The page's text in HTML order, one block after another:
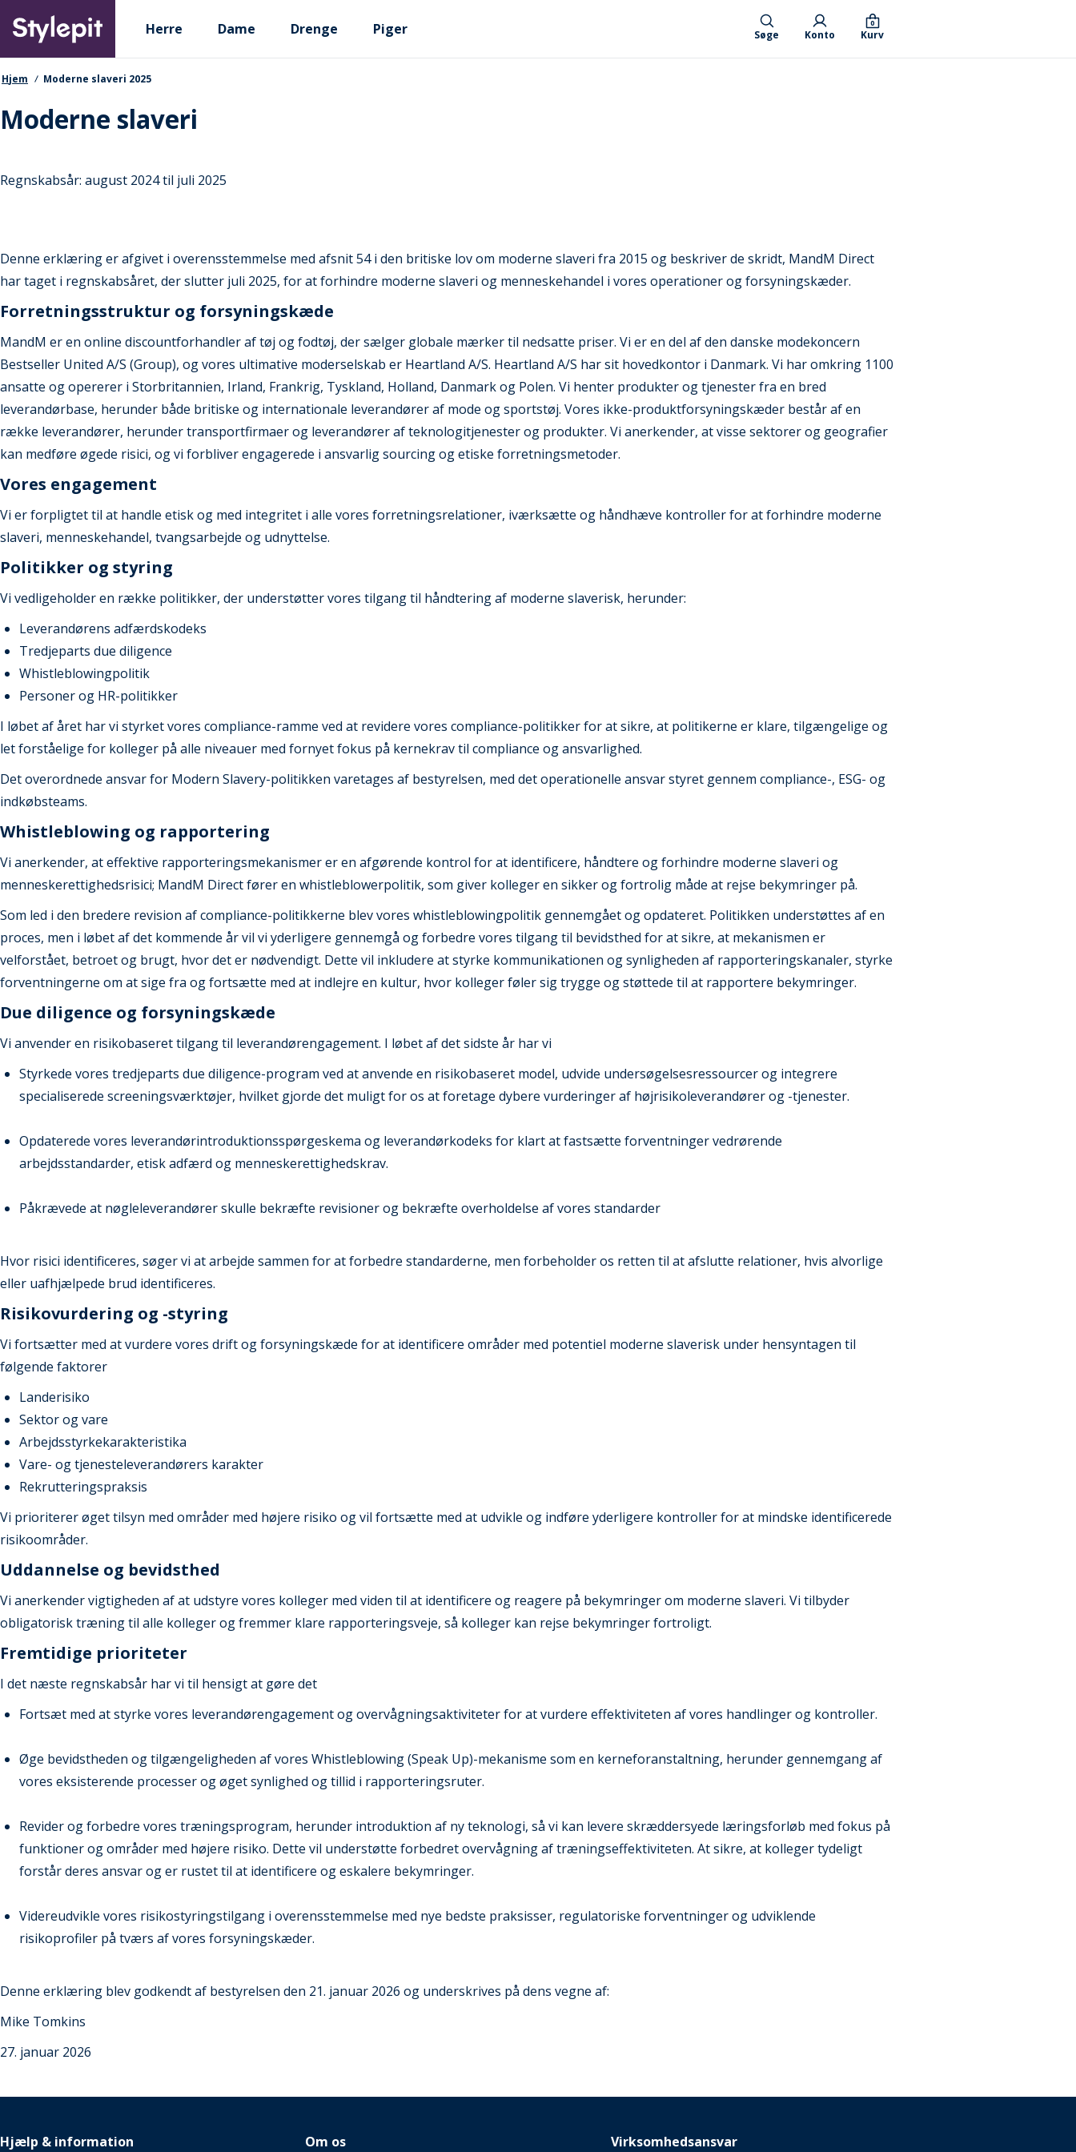
main
content
Primary departments
Herre Dame Drenge Piger Søge Konto Kurv
0
navigationssti
Hjem Moderne slaveri 2025
Moderne slaveri
Regnskabsår: august 2024 til juli 2025
Denne erklæring er afgivet i overensstemmelse med afsnit 54 i den britiske lov om moderne slaveri fra 2015 og beskriver de skridt, MandM Direct
har taget i regnskabsåret, der slutter juli 2025, for at forhindre moderne slaveri og menneskehandel i vores operationer og forsyningskæder.
Forretningsstruktur og forsyningskæde
MandM er en online discountforhandler af tøj og fodtøj, der sælger globale mærker til nedsatte priser. Vi er en del af den danske modekoncern
Bestseller United A/S (Group), og vores ultimative moderselskab er Heartland A/S. Heartland A/S har sit hovedkontor i Danmark. Vi har omkring 1100
ansatte og opererer i Storbritannien, Irland, Frankrig, Tyskland, Holland, Danmark og Polen. Vi henter produkter og tjenester fra en bred
leverandørbase, herunder både britiske og internationale leverandører af mode og sportstøj. Vores ikke-produktforsyningskæder består af en
række leverandører, herunder transportfirmaer og leverandører af teknologitjenester og produkter. Vi anerkender, at visse sektorer og geografier
kan medføre øgede risici, og vi forbliver engagerede i ansvarlig sourcing og etiske forretningsmetoder.
Vores engagement
Vi er forpligtet til at handle etisk og med integritet i alle vores forretningsrelationer, iværksætte og håndhæve kontroller for at forhindre moderne
slaveri, menneskehandel, tvangsarbejde og udnyttelse.
Politikker og styring
Vi vedligeholder en række politikker, der understøtter vores tilgang til håndtering af moderne slaverisk, herunder:
Leverandørens adfærdskodeks
Tredjeparts due diligence
Whistleblowingpolitik
Personer og HR-politikker
I løbet af året har vi styrket vores compliance-ramme ved at revidere vores compliance-politikker for at sikre, at politikerne er klare, tilgængelige og
let forståelige for kolleger på alle niveauer med fornyet fokus på kernekrav til compliance og ansvarlighed.
Det overordnede ansvar for Modern Slavery-politikken varetages af bestyrelsen, med det operationelle ansvar styret gennem compliance-, ESG- og
indkøbsteams.
Whistleblowing og rapportering
Vi anerkender, at effektive rapporteringsmekanismer er en afgørende kontrol for at identificere, håndtere og forhindre moderne slaveri og
menneskerettighedsrisici; MandM Direct fører en whistleblowerpolitik, som giver kolleger en sikker og fortrolig måde at rejse bekymringer på.
Som led i den bredere revision af compliance-politikkerne blev vores whistleblowingpolitik gennemgået og opdateret. Politikken understøttes af en
proces, men i løbet af det kommende år vil vi yderligere gennemgå og forbedre vores tilgang til bevidsthed for at sikre, at mekanismen er
velforstået, betroet og brugt, hvor det er nødvendigt. Dette vil inkludere at styrke kommunikationen og synligheden af rapporteringskanaler, styrke
forventningerne om at sige fra og fortsætte med at indlejre en kultur, hvor kolleger føler sig trygge og støttede til at rapportere bekymringer.
Due diligence og forsyningskæde
Vi anvender en risikobaseret tilgang til leverandørengagement. I løbet af det sidste år har vi
Styrkede vores tredjeparts due diligence-program ved at anvende en risikobaseret model, udvide undersøgelsesressourcer og integrere
specialiserede screeningsværktøjer, hvilket gjorde det muligt for os at foretage dybere vurderinger af højrisikoleverandører og -tjenester.
Opdaterede vores leverandørintroduktionsspørgeskema og leverandørkodeks for klart at fastsætte forventninger vedrørende
arbejdsstandarder, etisk adfærd og menneskerettighedskrav.
Påkrævede at nøgleleverandører skulle bekræfte revisioner og bekræfte overholdelse af vores standarder
Hvor risici identificeres, søger vi at arbejde sammen for at forbedre standarderne, men forbeholder os retten til at afslutte relationer, hvis alvorlige
eller uafhjælpede brud identificeres.
Risikovurdering og -styring
Vi fortsætter med at vurdere vores drift og forsyningskæde for at identificere områder med potentiel moderne slaverisk under hensyntagen til
følgende faktorer
Landerisiko
Sektor og vare
Arbejdsstyrkekarakteristika
Vare- og tjenesteleverandørers karakter
Rekrutteringspraksis
Vi prioriterer øget tilsyn med områder med højere risiko og vil fortsætte med at udvikle og indføre yderligere kontroller for at mindske identificerede
risikoområder.
Uddannelse og bevidsthed
Vi anerkender vigtigheden af at udstyre vores kolleger med viden til at identificere og reagere på bekymringer om moderne slaveri. Vi tilbyder
obligatorisk træning til alle kolleger og fremmer klare rapporteringsveje, så kolleger kan rejse bekymringer fortroligt.
Fremtidige prioriteter
I det næste regnskabsår har vi til hensigt at gøre det
Fortsæt med at styrke vores leverandørengagement og overvågningsaktiviteter for at vurdere effektiviteten af vores handlinger og kontroller.
Øge bevidstheden og tilgængeligheden af vores Whistleblowing (Speak Up)-mekanisme som en kerneforanstaltning, herunder gennemgang af
vores eksisterende processer og øget synlighed og tillid i rapporteringsruter.
Revider og forbedre vores træningsprogram, herunder introduktion af ny teknologi, så vi kan levere skræddersyede læringsforløb med fokus på
funktioner og områder med højere risiko. Dette vil understøtte forbedret overvågning af træningseffektiviteten. At sikre, at kolleger tydeligt
forstår deres ansvar og er rustet til at identificere og eskalere bekymringer.
Videreudvikle vores risikostyringstilgang i overensstemmelse med nye bedste praksisser, regulatoriske forventninger og udviklende
risikoprofiler på tværs af vores forsyningskæder.
Denne erklæring blev godkendt af bestyrelsen den 21. januar 2026 og underskrives på dens vegne af:
Mike Tomkins
27. januar 2026
Hjælp & information Om os Virksomhedsansvar